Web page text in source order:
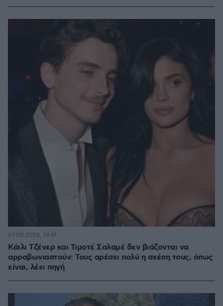
Κάιλι Τζένερ και Τιμοτέ Σαλαμέ δεν βιάζονται να
αρραβωνιαστούν: Τους αρέσει πολύ η σχέση τους, όπως
είναι, λέει πηγή
07.08.2026, 19:41